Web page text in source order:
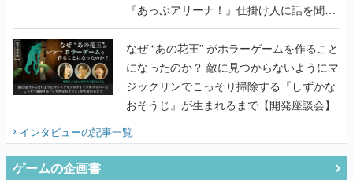
『あっぷアリーナ！』仕掛け人に話を聞い
てみた
なぜ “あの花王” がホラーゲームを作ること
になったのか？ 敵に見つからないようにマ
ジックリンでこっそり掃除する『しずかな
おそうじ』が生まれるまで【開発座談会】
インタビューの記事一覧
ゲームの企画書